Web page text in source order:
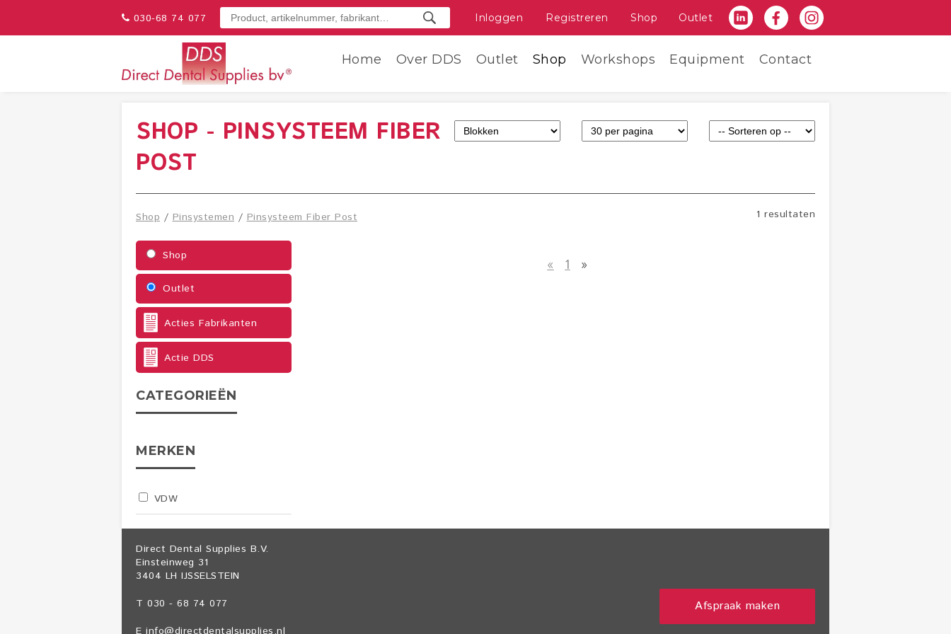
030-68 74 077 Inloggen Registreren Shop Outlet
Home Over DDS Outlet Shop Workshops Equipment Contact
SHOP - PINSYSTEEM FIBER
POST
1 resultaten
Shop /Pinsystemen /Pinsysteem Fiber Post
Shop
Outlet
Acties Fabrikanten
Actie DDS
CATEGORIEËN
MERKEN
VDW
« 1 »
Direct Dental Supplies B.V.
Einsteinweg 31
3404 LH IJSSELSTEIN
T 030 - 68 74 077
E info@directdentalsupplies.nl
Afspraak maken